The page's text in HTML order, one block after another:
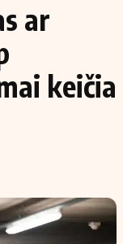
skaičiuoklė
ar
keičia